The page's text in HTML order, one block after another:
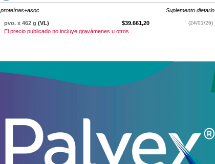
proteínas+asoc. Suplemento dietario
pvo. x 462 g (VL) $39.661,20 (24/01/26)
El precio publicado no incluye gravámenes u otros
proteínas+asoc.y se indica
como
Bagóy cuenta con 1
presentación disponible.
Otros productos deBagó